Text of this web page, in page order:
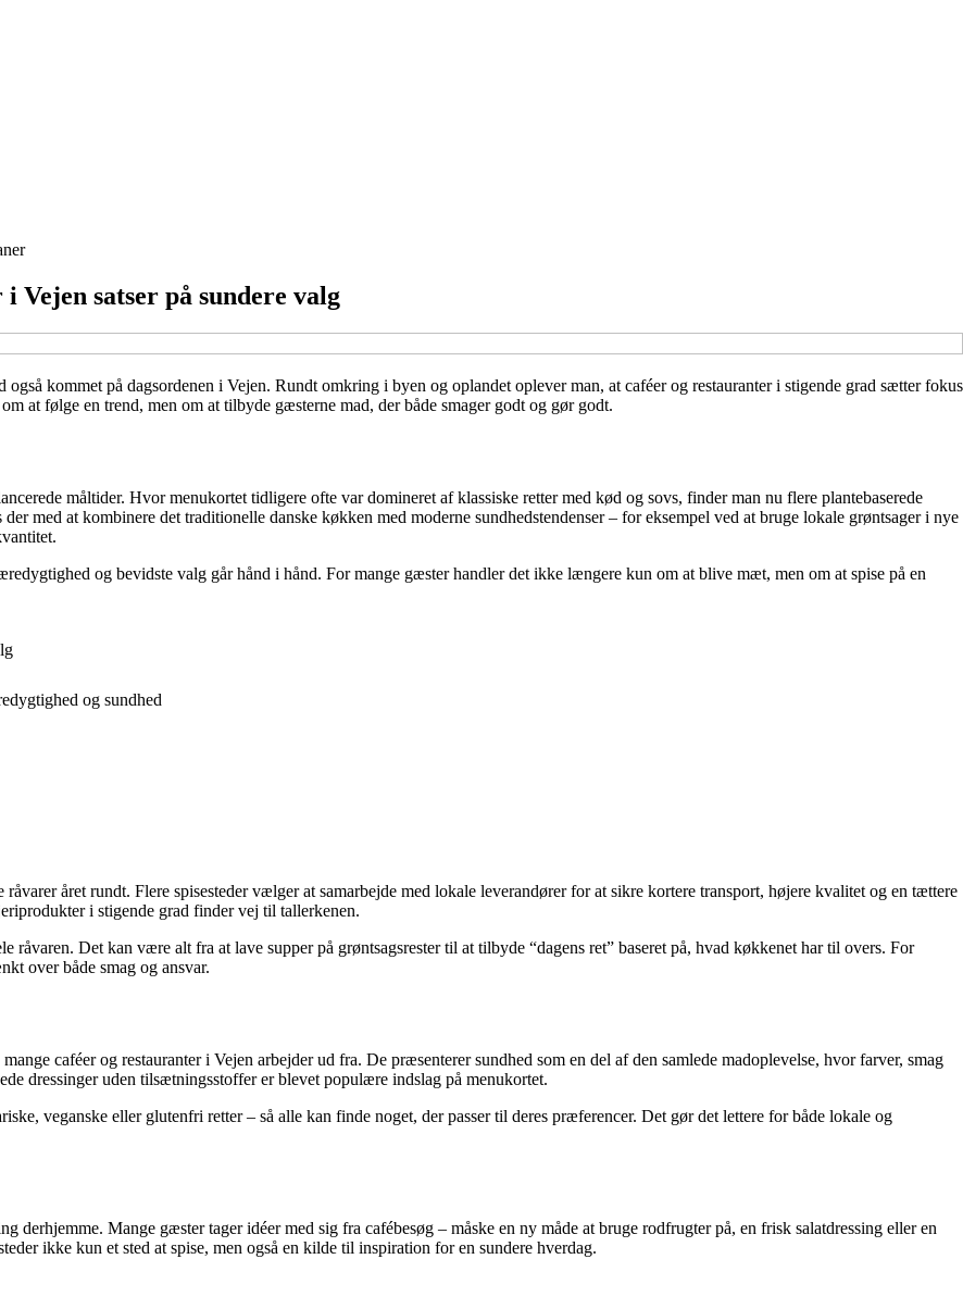
Vejen satser på sundere valg
kommet på dagsordenen i Vejen. Rundt omkring i byen og oplandet oplever man, at caféer og restauranter i stigende grad sætter fokus
at følge en trend, men om at tilbyde gæsterne mad, der både smager godt og gør godt.
måltider. Hvor menukortet tidligere ofte var domineret af klassiske retter med kød og sovs, finder man nu flere plantebaserede
med at kombinere det traditionelle danske køkken med moderne sundhedstendenser – for eksempel ved at bruge lokale grøntsager i nye
og bevidste valg går hånd i hånd. For mange gæster handler det ikke længere kun om at blive mæt, men om at spise på en
og sundhed
året rundt. Flere spisesteder vælger at samarbejde med lokale leverandører for at sikre kortere transport, højere kvalitet og en tættere
i stigende grad finder vej til tallerkenen.
råvaren. Det kan være alt fra at lave supper på grøntsagsrester til at tilbyde “dagens ret” baseret på, hvad køkkenet har til overs. For
over både smag og ansvar.
caféer og restauranter i Vejen arbejder ud fra. De præsenterer sundhed som en del af den samlede madoplevelse, hvor farver, smag
dressinger uden tilsætningsstoffer er blevet populære indslag på menukortet.
veganske eller glutenfri retter – så alle kan finde noget, der passer til deres præferencer. Det gør det lettere for både lokale og
derhjemme. Mange gæster tager idéer med sig fra cafébesøg – måske en ny måde at bruge rodfrugter på, en frisk salatdressing eller en
ikke kun et sted at spise, men også en kilde til inspiration for en sundere hverdag.